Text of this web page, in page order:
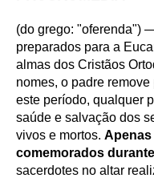
(do grego: "oferenda")
preparados para a
almas dos Cristãos
nomes, o padre
este período, qualquer
saúde e salvação dos
vivos e mortos.
comemorados
sacerdotes no altar